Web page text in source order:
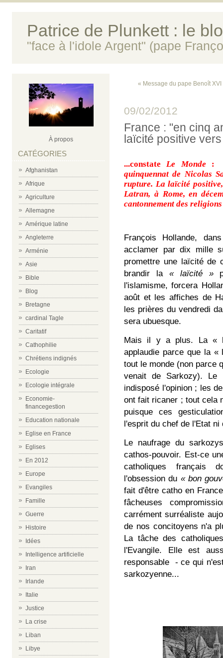
Patrice de Plunkett : le
"face à l'idole Argent" (pape
À propos
CATÉGORIES
Afghanistan
Afrique
Agriculture
Allemagne
Amérique latine
Angleterre
Arménie
Asie
Bible
Blog
Bretagne
cardinal Tagle
Caritatif
Cathophilie
Chrétiens indignés
Ecologie
Ecologie intégrale
Economie-
financegestion
Education nationale
Eglise en France
Eglises
En 2012
Europe
Evangiles
Famille
Guerre
Histoire
Idées
Intelligence artificielle
Iran
Irlande
Italie
Justice
La crise
Liban
Libye
« Message du pape Benoît
09/02/2012
France : "en cinq
laïcité positive
...constateLe Monde :
quinquennat de Nicolas
rupture. La laïcité
Latran, à Rome, en
cantonnement des
François Hollande,
acclamer par dix mille
promettre une laïcité de
brandir la « laïcité »
l'islamisme, forcera
août et les affiches de
les prières du vendredi
sera ubuesque.
Mais il y a plus. La «
applaudie parce que la
tout le monde (non parce
venait de Sarkozy). Le
indisposé l'opinion ; les
ont fait ricaner ; tout cela
puisque ces
l'esprit du chef de l'Etat ni
Le naufrage du
cathos-pouvoir. Est-ce
catholiques français
l'obsession du « bon
fait d'être catho en
fâcheuses
carrément surréaliste
de nos concitoyens n'a
La tâche des
l'Evangile. Elle est
responsable - ce qui
sarkozyenne...